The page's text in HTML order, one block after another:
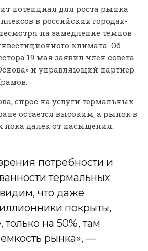
потенциал для роста рынка
в российских городах-
на замедление темпов
климата. Об
19 мая заявил член совета
и управляющий партнер
спрос на услуги термальных
остается высоким, а рынок в
пока далек от насыщения.
потребности и
термальных
что даже
покрыты,
только на 50%, там
рынка», —